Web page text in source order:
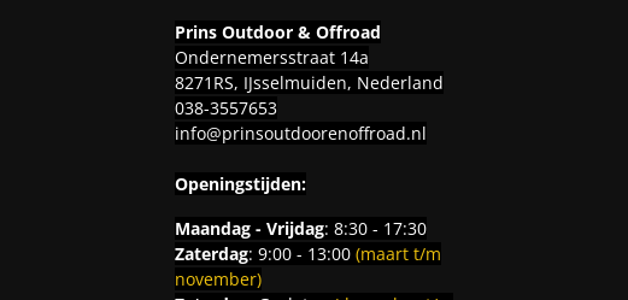
Prins Outdoor & Offroad
Ondernemersstraat 14a
8271RS, IJsselmuiden, Nederland
038-3557653
info@prinsoutdoorenoffroad.nl
Openingstijden:
Maandag - Vrijdag: 8:30 - 17:30
Zaterdag: 9:00 - 13:00 (maart t/m
november)